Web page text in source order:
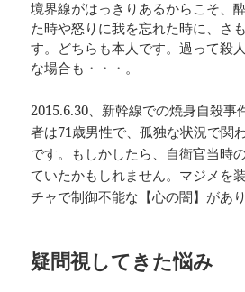
境界線がはっきりあるからこそ、
た時や怒りに我を忘れた時に、さ
す。どちらも本人です。過って殺
な場合も・・・。
2015.6.30、新幹線での焼身自殺事
者は71歳男性で、孤独な状況で関
です。もしかしたら、自衛官当時
ていたかもしれません。 マジメを
チャで制御不能な【心の闇】があり
疑問視してきた悩み